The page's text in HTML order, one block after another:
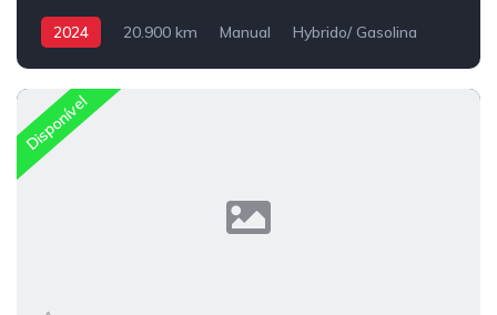
2024 20.900 km Manual
Hybrido/ Gasolina
Disponível